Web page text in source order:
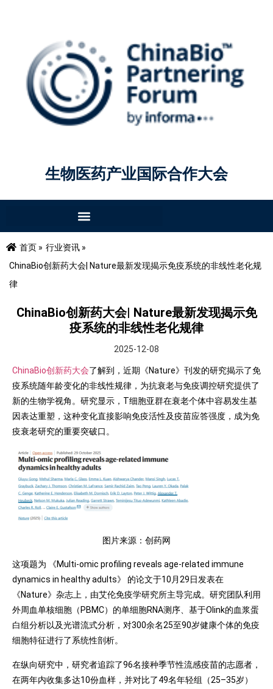
生物医药产业国际合作大会
首页 » 行业资讯 »
ChinaBio创新药大会| Nature最新发现揭示免疫系统的非线性老化规
律
ChinaBio创新药大会| Nature最新发现揭示免
疫系统的非线性老化规律
2025-12-08
ChinaBio创新药大会了解到，近期《Nature》刊发的研究揭示了免
疫系统随年龄变化的非线性规律，为抗衰老与免疫调控研究提供了
新的生物学视角。研究显示，T细胞亚群在衰老个体中容易发生基
因表达重塑，这种变化直接影响免疫活性及疫苗应答强度，成为免
疫衰老研究的重要突破口。
图片来源：创药网
这项题为 《Multi-omic profiling reveals age-related immune
dynamics in healthy adults》 的论文于10月29日发表在
《Nature》杂志上，由艾伦免疫学研究所主导完成。研究团队利用
外周血单核细胞（PBMC）的单细胞RNA测序、基于Olink的血浆蛋
白组分析以及光谱流式分析，对300余名25至90岁健康个体的免疫
细胞特征进行了系统性剖析。
在纵向研究中，研究者追踪了96名接种季节性流感疫苗的志愿者，
在两年内收集多达10份血样，并对比了49名年轻组（25–35岁）